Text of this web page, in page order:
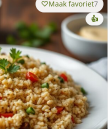
Maak favoriet7
👍